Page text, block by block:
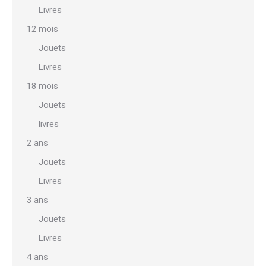
Livres
12 mois
Jouets
Livres
18 mois
Jouets
livres
2 ans
Jouets
Livres
3 ans
Jouets
Livres
4 ans